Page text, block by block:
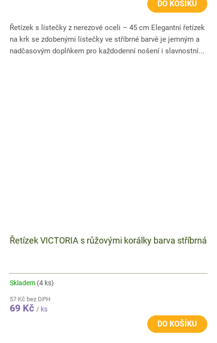
DO KOŠÍKU
Řetízek s lístečky z nerezové oceli – 45 cm Elegantní řetízek
na krk se zdobenými lístečky ve stříbrné barvě je jemným a
nadčasovým doplňkem pro každodenní nošení i slavnostní...
Řetízek VICTORIA s růžovými korálky barva stříbrná
Skladem (4 ks)
57 Kč bez DPH
69 Kč / ks
DO KOŠÍKU